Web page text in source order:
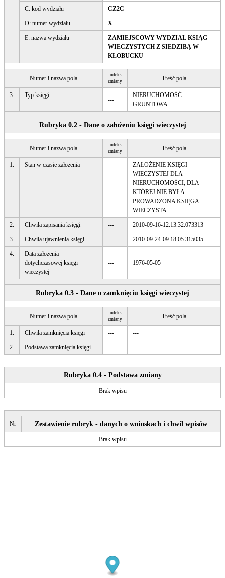
C: kod wydziału CZ2C
D: numer wydziału X
E: nazwa wydziału
ZAMIEJSCOWY WYDZIAŁ KSIĄG
WIECZYSTYCH Z SIEDZIBĄ W
KŁOBUCKU
Numer i nazwa pola
Indeks
zmiany
Treść pola
3. Typ księgi
---
NIERUCHOMOŚĆ
GRUNTOWA
Rubryka 0.2 - Dane o założeniu księgi wieczystej
Numer i nazwa pola
Indeks
zmiany
Treść pola
1. Stan w czasie założenia
---
ZAŁOŻENIE KSIĘGI
WIECZYSTEJ DLA
NIERUCHOMOŚCI, DLA
KTÓREJ NIE BYŁA
PROWADZONA KSIĘGA
WIECZYSTA
2. Chwila zapisania księgi --- 2010-09-16-12.13.32.073313
3. Chwila ujawnienia księgi --- 2010-09-24-09.18.05.315035
4.
Data założenia
dotychczasowej księgi
wieczystej
--- 1976-05-05
Rubryka 0.3 - Dane o zamknięciu księgi wieczystej
Numer i nazwa pola
Indeks
zmiany
Treść pola
1. Chwila zamknięcia księgi --- ---
2. Podstawa zamknięcia księgi --- ---
Rubryka 0.4 - Podstawa zmiany
Brak wpisu
Nr Zestawienie rubryk - danych o wnioskach i chwil wpisów
Brak wpisu